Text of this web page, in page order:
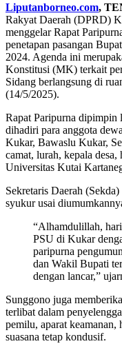
Liputanborneo.com,
Rakyat Daerah (DPRD)
menggelar Rapat
penetapan pasangan
2024. Agenda ini
Konstitusi (MK) terkait
Sidang berlangsung di
(14/5/2025).
Rapat Paripurna
dihadiri para anggota
Kukar, Bawaslu Kukar,
camat, lurah, kepala
Universitas Kutai
Sekretaris Daerah
syukur usai
“Alhamdulillah,
PSU di Kukar
paripurna
dan Wakil Bupati
dengan lancar,”
Sunggono juga
terlibat dalam
pemilu, aparat keamanan,
suasana tetap kondusif.